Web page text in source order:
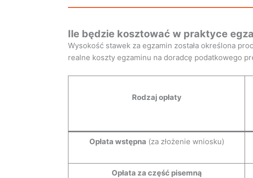
Ile będzie kosztować w praktyce
Wysokość stawek za egzamin została określona
realne koszty egzaminu na doradcę podatkowego
Rodzaj opłaty
Opłata wstępna (za złożenie wniosku)
Opłata za część pisemną